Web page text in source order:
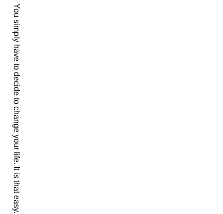
ー
シ
ョ
ンYou simply have to decide to change your life. It is that easy.